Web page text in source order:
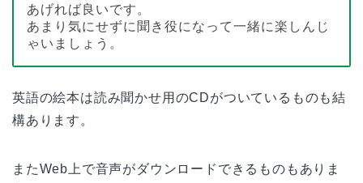
あげれば良いです。
あまり気にせずに聞き役になって一緒に楽しんじ
ゃいましょう。
英語の絵本は読み聞かせ用のCDがついているものも結
構あります。
またWeb上で音声がダウンロードできるものもありま